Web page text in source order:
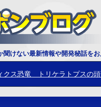
けない最新情報や開発秘話を
サソリ 鋏角について
クス恐竜 トリケラトプスの